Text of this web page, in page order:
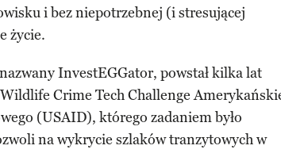
i bez niepotrzebnej (i stresującej
życie.
InvestEGGator, powstał kilka lat
Crime Tech Challenge
(USAID), którego zadaniem było
na wykrycie szlaków tranzytowych w